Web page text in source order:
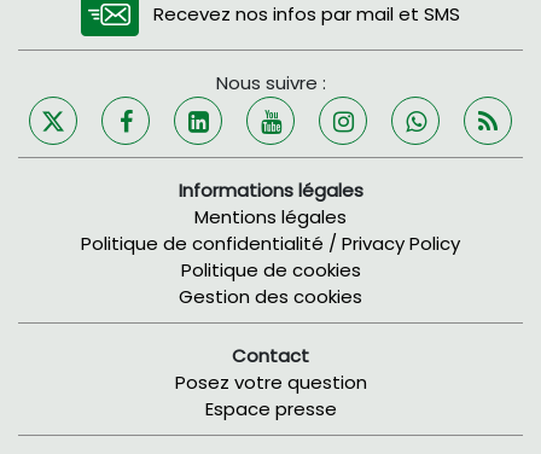
Recevez nos infos par mail et SMS
Nous suivre :
Informations légales
Mentions légales
Politique de confidentialité / Privacy Policy
Politique de cookies
Gestion des cookies
Contact
Posez votre question
Espace presse